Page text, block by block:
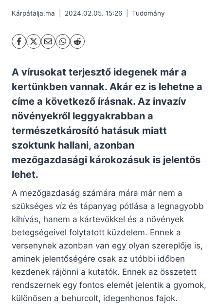
Kárpátalja.ma 2024.02.05. 15:26 Tudomány
A vírusokat terjesztő idegenek már a
kertünkben vannak. Akár ez is lehetne a
címe a következő írásnak. Az invazív
növényekről leggyakrabban a
természetkárosító hatásuk miatt
szoktunk hallani, azonban
mezőgazdasági károkozásuk is jelentős
lehet.
A mezőgazdaság számára mára már nem a
szükséges víz és tápanyag pótlása a legnagyobb
kihívás, hanem a kártevőkkel és a növények
betegségeivel folytatott küzdelem. Ennek a
versenynek azonban van egy olyan szereplője is,
aminek jelentőségére csak az utóbbi időben
kezdenek rájönni a kutatók. Ennek az összetett
rendszernek egy fontos elemét jelentik a gyomok,
különösen a behurcolt, idegenhonos fajok.